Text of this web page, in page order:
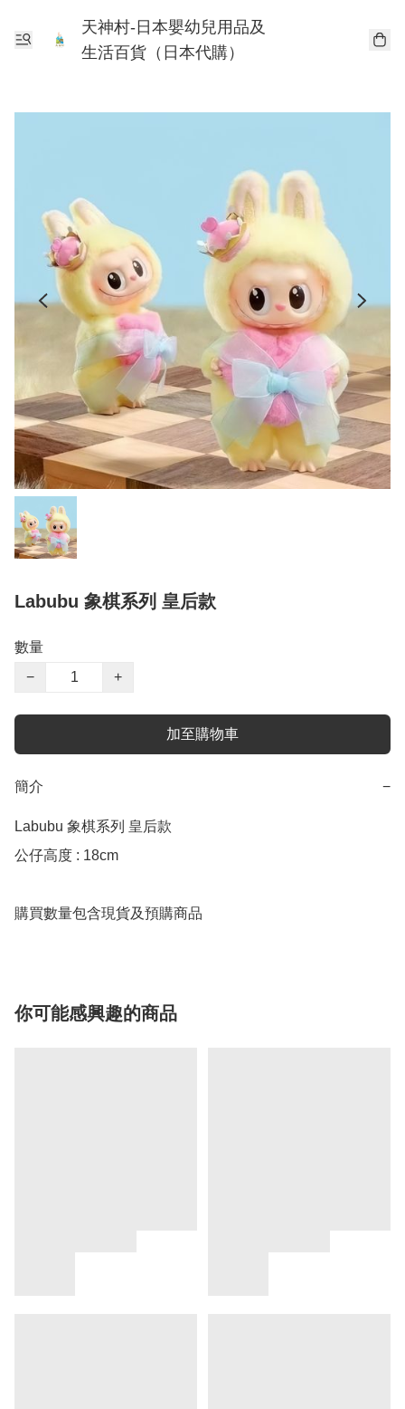
天神村-日本嬰幼兒用品及
生活百貨（日本代購）
Labubu 象棋系列 皇后款
數量
−
+
加至購物車
簡介 −
Labubu 象棋系列 皇后款
公仔高度 : 18cm
購買數量包含現貨及預購商品
你可能感興趣的商品